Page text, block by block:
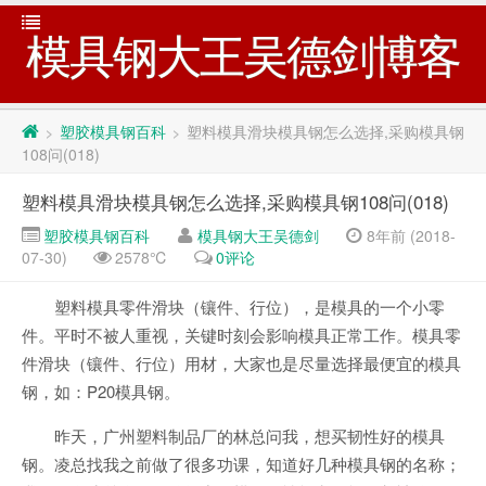
模具钢大王吴德剑博客
> 塑胶模具钢百科 > 塑料模具滑块模具钢怎么选择,采购模具钢
108问(018)
塑料模具滑块模具钢怎么选择,采购模具钢108问(018)
塑胶模具钢百科 模具钢大王吴德剑
8年前 (2018-
07-30)
2578℃ 0评论
塑料模具零件滑块（镶件、行位），是模具的一个小零
件。平时不被人重视，关键时刻会影响模具正常工作。模具零
件滑块（镶件、行位）用材，大家也是尽量选择最便宜的模具
钢，如：P20模具钢。
昨天，广州塑料制品厂的林总问我，想买韧性好的模具
钢。凌总找我之前做了很多功课，知道好几种模具钢的名称；